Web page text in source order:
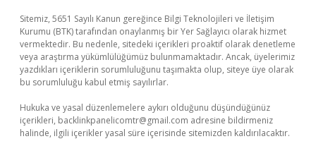
Sitemiz, 5651 Sayılı Kanun gereğince Bilgi Teknolojileri ve İletişim
Kurumu (BTK) tarafından onaylanmış bir Yer Sağlayıcı olarak hizmet
vermektedir. Bu nedenle, sitedeki içerikleri proaktif olarak denetleme
veya araştırma yükümlülüğümüz bulunmamaktadır. Ancak, üyelerimiz
yazdıkları içeriklerin sorumluluğunu taşımakta olup, siteye üye olarak
bu sorumluluğu kabul etmiş sayılırlar.
Hukuka ve yasal düzenlemelere aykırı olduğunu düşündüğünüz
içerikleri, backlinkpanelicomtr@gmail.com adresine bildirmeniz
halinde, ilgili içerikler yasal süre içerisinde sitemizden kaldırılacaktır.